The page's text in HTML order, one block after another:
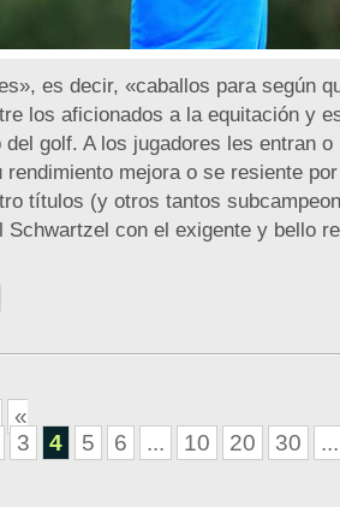
es decir, «caballos para según
los aficionados a la equitación y
golf. A los jugadores les entran
mejora o se resiente
títulos (y otros tantos
Schwartzel con el exigente y bello
«
3 4 5 6 ... 10 20 30 ...